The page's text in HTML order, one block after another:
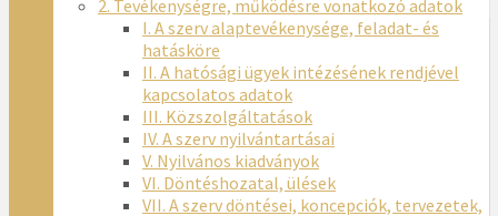
2. Tevékenységre, működésre vonatkozó adatok
I. A szerv alaptevékenysége, feladat- és
hatásköre
II. A hatósági ügyek intézésének rendjével
kapcsolatos adatok
III. Közszolgáltatások
IV. A szerv nyilvántartásai
V. Nyilvános kiadványok
VI. Döntéshozatal, ülések
VII. A szerv döntései, koncepciók, tervezetek,